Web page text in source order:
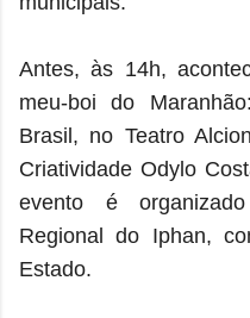
Antes, às 14h,
meu-boi do
Brasil, no Teatro
Criatividade Odylo
evento é
Regional do Iphan,
Estado.